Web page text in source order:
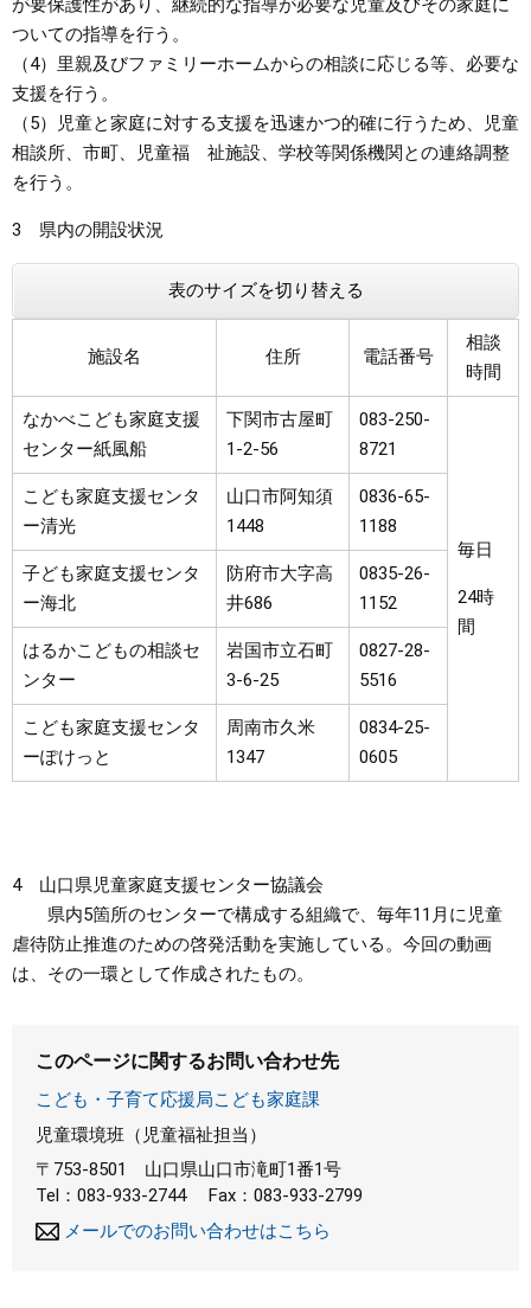
が要保護性があり、継続的な指導が必要な児童及びその家庭に
ついての指導を行う。
（4）里親及びファミリーホームからの相談に応じる等、必要な
支援を行う。
（5）児童と家庭に対する支援を迅速かつ的確に行うため、児童
相談所、市町、児童福 祉施設、学校等関係機関との連絡調整
を行う。
3 県内の開設状況
表のサイズを切り替える
施設名 住所 電話番号
相談
時間
なかべこども家庭支援
センター紙風船
下関市古屋町
1-2-56
083-250-
8721
毎日
24時
間
こども家庭支援センタ
ー清光
山口市阿知須
1448
0836-65-
1188
子ども家庭支援センタ
ー海北
防府市大字高
井686
0835-26-
1152
はるかこどもの相談セ
ンター
岩国市立石町
3-6-25
0827-28-
5516
こども家庭支援センタ
ーぽけっと
周南市久米
1347
0834-25-
0605
4 山口県児童家庭支援センター協議会
県内5箇所のセンターで構成する組織で、毎年11月に児童
虐待防止推進のための啓発活動を実施している。今回の動画
は、その一環として作成されたもの。
このページに関するお問い合わせ先
こども・子育て応援局こども家庭課
児童環境班（児童福祉担当）
〒753-8501
山口県山口市滝町1番1号
Tel：083-933-2744
Fax：083-933-2799
メールでのお問い合わせはこちら